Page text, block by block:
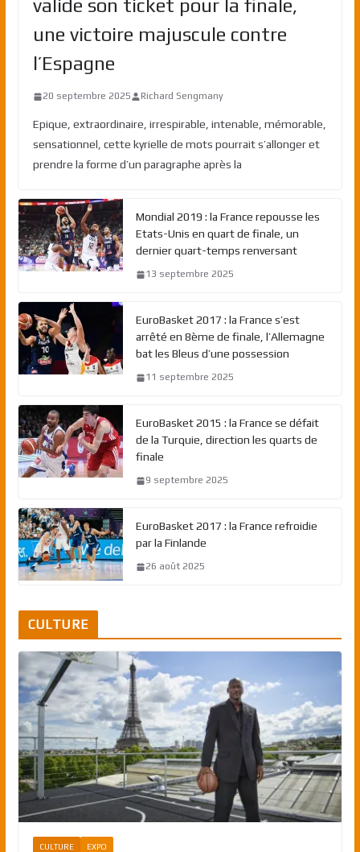
valide son ticket pour la finale,
une victoire majuscule contre
l’Espagne
20 septembre 2025 Richard Sengmany
Epique, extraordinaire, irrespirable, intenable, mémorable,
sensationnel, cette kyrielle de mots pourrait s’allonger et
prendre la forme d’un paragraphe après la
Mondial 2019 : la France repousse les
Etats-Unis en quart de finale, un
dernier quart-temps renversant
13 septembre 2025
EuroBasket 2017 : la France s’est
arrêté en 8ème de finale, l’Allemagne
bat les Bleus d’une possession
11 septembre 2025
EuroBasket 2015 : la France se défait
de la Turquie, direction les quarts de
finale
9 septembre 2025
EuroBasket 2017 : la France refroidie
par la Finlande
26 août 2025
CULTURE
CULTURE EXPO